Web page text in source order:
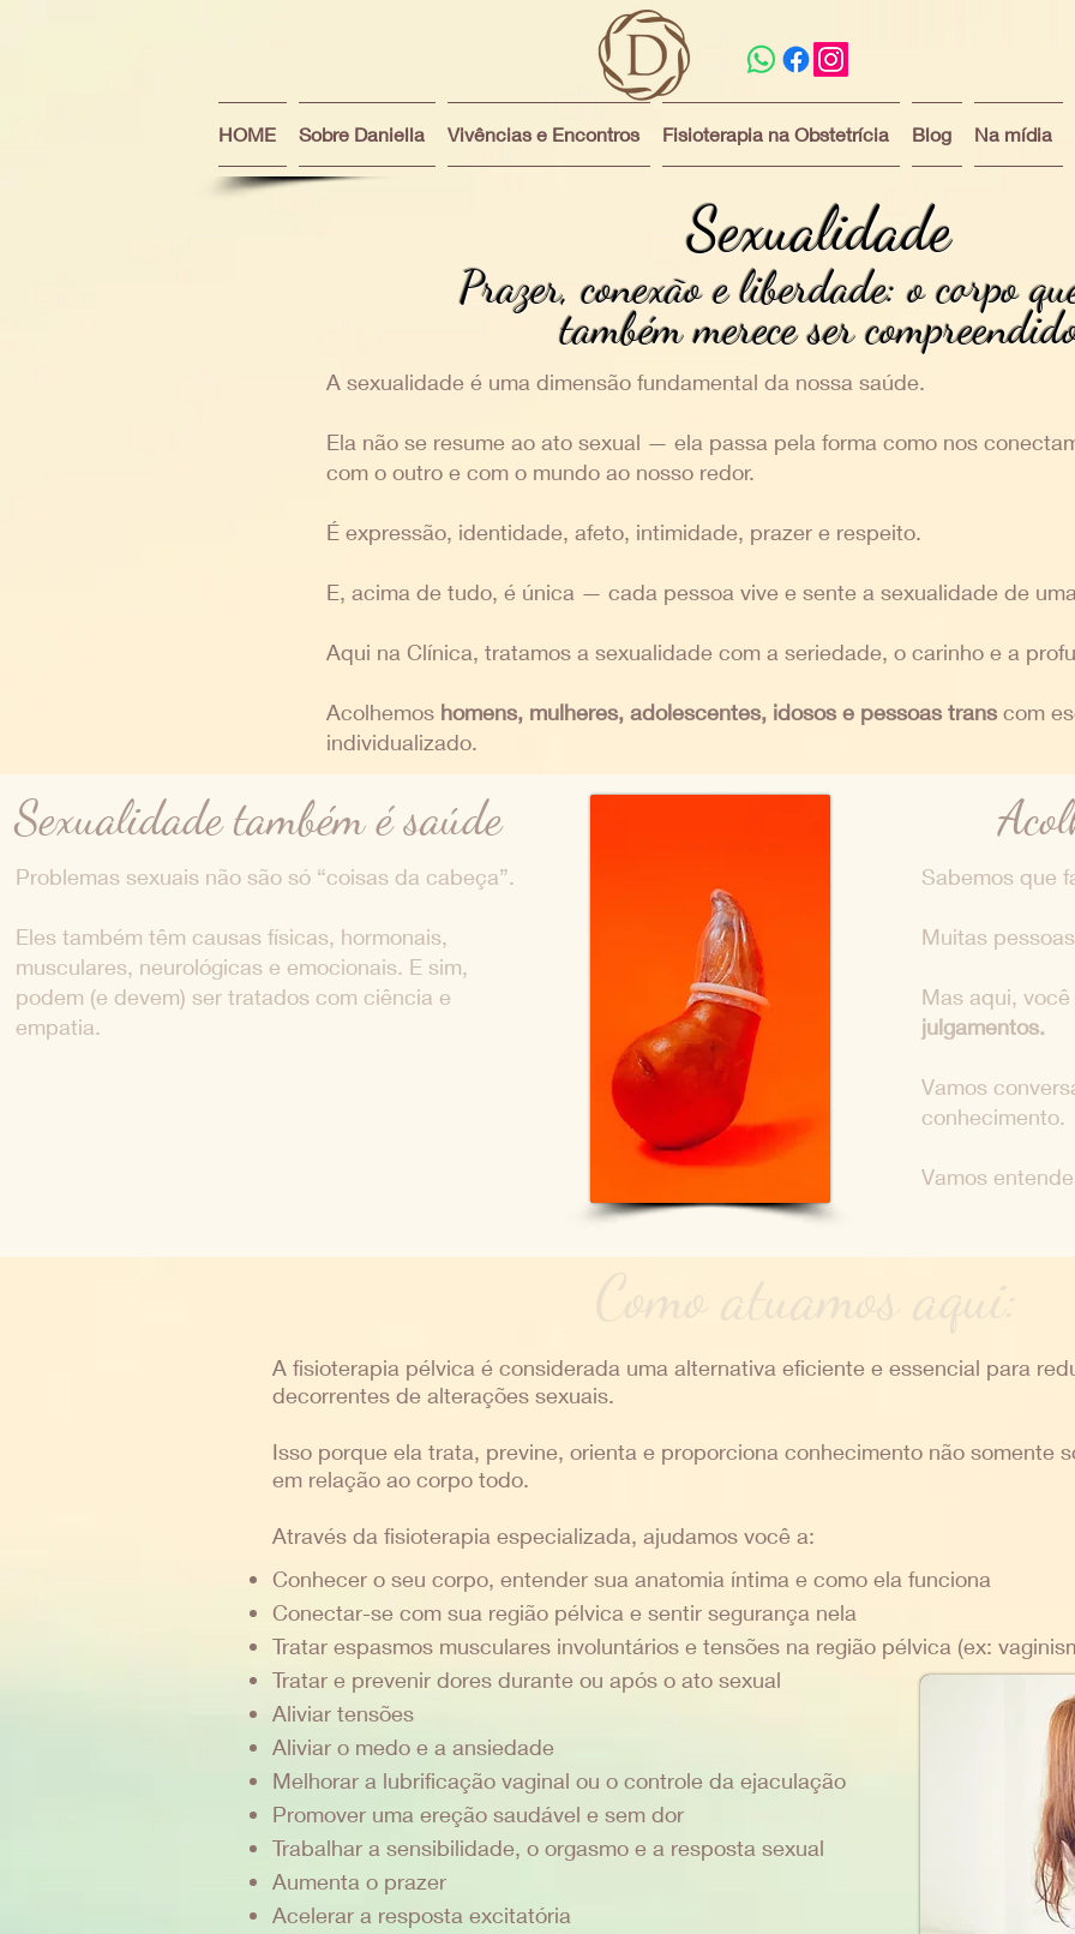
HOME Sobre Daniella Vivências e Encontros Fisioterapia na Obstetrícia Blog Na mídia
Sexualidade
Prazer, conexão e liberdade: o corpo
também merece ser
A sexualidade é uma dimensão fundamental da nossa saúde.
Ela não se resume ao ato sexual — ela passa pela forma como nos
com o outro e com o mundo ao nosso redor.
É expressão, identidade, afeto, intimidade, prazer e respeito.
E, acima de tudo, é única — cada pessoa vive e sente a sexualidade de
Aqui na Clínica, tratamos a sexualidade com a seriedade, o carinho e a
Acolhemos homens, mulheres, adolescentes, idosos e pessoas trans com
individualizado.
Sexualidade também é saúde
Problemas sexuais não são só “coisas da cabeça”.
Eles também têm causas físicas, hormonais,
musculares, neurológicas e emocionais. E sim,
podem (e devem) ser tratados com ciência e
empatia.
Sabemos que
Muitas
Mas aqui,
julgamentos.
Vamos
conhecimento.
Vamos
A fisioterapia pélvica é considerada uma alternativa eficiente e essencial para
decorrentes de alterações sexuais.
Isso porque ela trata, previne, orienta e proporciona conhecimento não somente
em relação ao corpo todo.
Através da fisioterapia especializada, ajudamos você a:
Conhecer o seu corpo, entender sua anatomia íntima e como ela funciona
Conectar-se com sua região pélvica e sentir segurança nela
Tratar espasmos musculares involuntários e tensões na região pélvica (ex:
Tratar e prevenir dores durante ou após o ato sexual
Aliviar tensões
Aliviar o medo e a ansiedade
Melhorar a lubrificação vaginal ou o controle da ejaculação
Promover uma ereção saudável e sem dor
Trabalhar a sensibilidade, o orgasmo e a resposta sexual
Aumenta o prazer
Acelerar a resposta excitatória